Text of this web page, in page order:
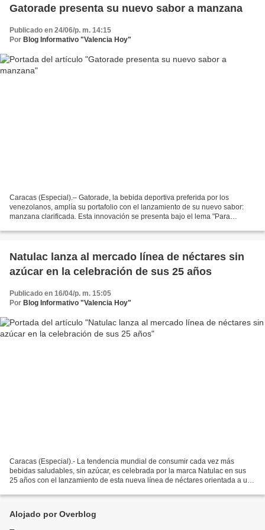
Gatorade presenta su nuevo sabor a manzana
Publicado en 24/06/p. m. 14:15
Por Blog Informativo "Valencia Hoy"
Caracas (Especial).– Gatorade, la bebida deportiva preferida por los
venezolanos, amplía su portafolio con el lanzamiento de su nuevo sabor:
manzana clarificada. Esta innovación se presenta bajo el lema "Para
Natulac lanza al mercado línea de néctares sin
azúcar en la celebración de sus 25 años
Publicado en 16/04/p. m. 15:05
Por Blog Informativo "Valencia Hoy"
Caracas (Especial).- La tendencia mundial de consumir cada vez más
bebidas saludables, sin azúcar, es celebrada por la marca Natulac en sus
25 años con el lanzamiento de esta nueva línea de néctares orientada a un
Alojado por Overblog